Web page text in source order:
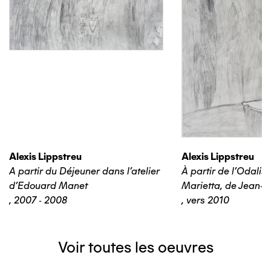
Alexis Lippstreu
A partir du Déjeuner dans l'atelier
d'Edouard Manet
, 2007 - 2008
Alexis Lippstreu
À partir de
Marietta, de Jean-
, vers 2010
Voir toutes les oeuvres